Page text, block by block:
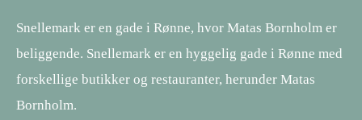
Snellemark er en gade i Rønne, hvor Matas Bornholm er
beliggende. Snellemark er en hyggelig gade i Rønne med
forskellige butikker og restauranter, herunder Matas
Bornholm.